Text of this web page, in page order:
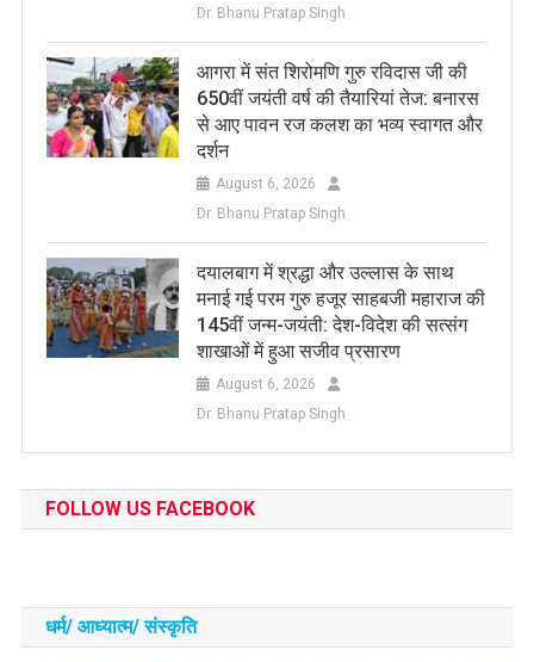
Dr. Bhanu Pratap Singh
आगरा में संत शिरोमणि गुरु रविदास जी की
650वीं जयंती वर्ष की तैयारियां तेज: बनारस
से आए पावन रज कलश का भव्य स्वागत और
दर्शन
August 6, 2026
Dr. Bhanu Pratap Singh
दयालबाग में श्रद्धा और उल्लास के साथ
मनाई गई परम गुरु हजूर साहबजी महाराज की
145वीं जन्म-जयंती: देश-विदेश की सत्संग
शाखाओं में हुआ सजीव प्रसारण
August 6, 2026
Dr. Bhanu Pratap Singh
FOLLOW US FACEBOOK
धर्म/ आध्‍यात्‍म/ संस्‍कृति